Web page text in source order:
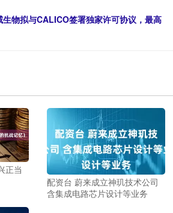
生物拟与CALICO签署独家许可协议，最高
正当
配资台 蔚来成立神玑技术公司
含集成电路芯片设计等业务